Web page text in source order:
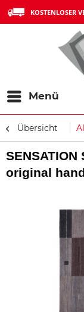
KOSTENLOSER
Menü
Übersicht
original